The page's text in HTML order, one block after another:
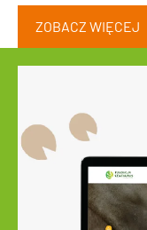
ZOBACZ WIĘCEJ